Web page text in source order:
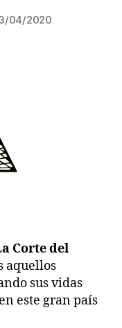
04/2020
Corte del
aquellos
sus vidas
en este gran país